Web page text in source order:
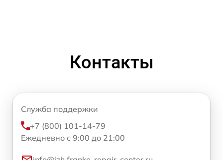
Контакты
Служба поддержки
+7 (800) 101-14-79
Ежедневно с 9:00 до 21:00